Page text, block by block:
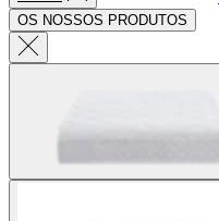
OS NOSSOS PRODUTOS